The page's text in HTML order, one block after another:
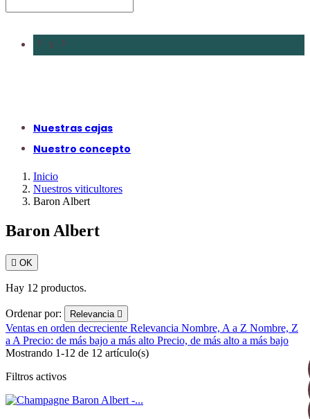
X
Nuestras cajas
Nuestro concepto
Inicio
Nuestros viticultores
Baron Albert
Baron Albert
 OK
Hay 12 productos.
Ordenar por: Relevancia 
Ventas en orden decreciente Relevancia Nombre, A a Z Nombre, Z
a A Precio: de más bajo a más alto Precio, de más alto a más bajo
Mostrando 1-12 de 12 artículo(s)
Filtros activos